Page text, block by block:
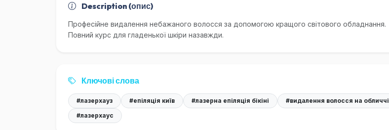
Description (опис)
Професійне видалення небажаного волосся за допомогою кращого світового обладнання.
Повний курс для гладенької шкіри назавжди.
Ключові слова
#лазерхауз #епіляція київ #лазерна епіляція бікіні
#видалення волосся на обличчі
#лазерхаус